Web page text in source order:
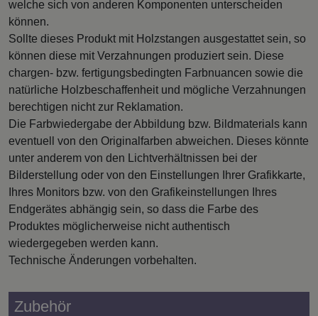
welche sich von anderen Komponenten unterscheiden
können.
Sollte dieses Produkt mit Holzstangen ausgestattet sein, so
können diese mit Verzahnungen produziert sein. Diese
chargen- bzw. fertigungsbedingten Farbnuancen sowie die
natürliche Holzbeschaffenheit und mögliche Verzahnungen
berechtigen nicht zur Reklamation.
Die Farbwiedergabe der Abbildung bzw. Bildmaterials kann
eventuell von den Originalfarben abweichen. Dieses könnte
unter anderem von den Lichtverhältnissen bei der
Bilderstellung oder von den Einstellungen Ihrer Grafikkarte,
Ihres Monitors bzw. von den Grafikeinstellungen Ihres
Endgerätes abhängig sein, so dass die Farbe des
Produktes möglicherweise nicht authentisch
wiedergegeben werden kann.
Technische Änderungen vorbehalten.
Zubehör